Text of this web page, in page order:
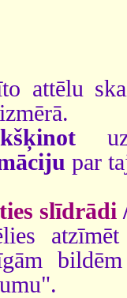
attēlu
par
slīdrādi